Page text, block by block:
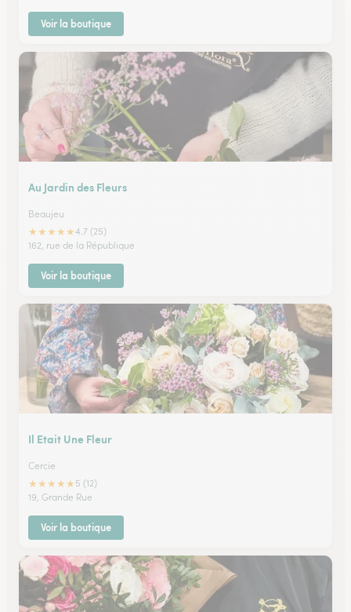
Voir la boutique
Au Jardin des Fleurs
Beaujeu
★★★★★4.7 (25)
162, rue de la République
Voir la boutique
Il Etait Une Fleur
Cercie
★★★★★ 5 (12)
19, Grande Rue
Voir la boutique